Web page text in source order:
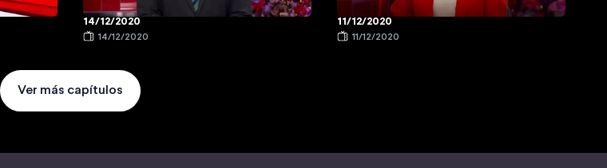
14/12/2020
14/12/2020
11/12/2020
11/12/2020
Ver más capítulos